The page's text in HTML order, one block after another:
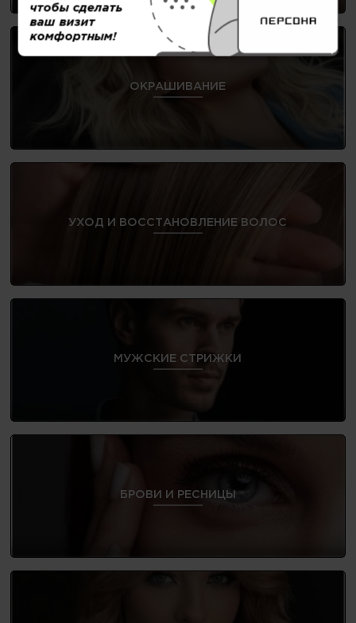
ОКРАШИВАНИЕ
УХОД И ВОССТАНОВЛЕНИЕ ВОЛОС
МУЖСКИЕ СТРИЖКИ
БРОВИ И РЕСНИЦЫ
чтобы сделать
ваш визит
комфортным!